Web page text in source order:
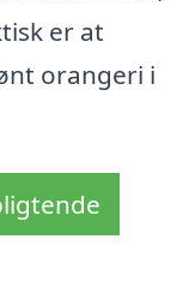
er at
orangeri i